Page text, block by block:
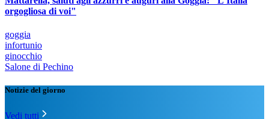
orgogliosa di voi"
goggia
infortunio
ginocchio
Salone di Pechino
Notizie del giorno
Vedi tutti